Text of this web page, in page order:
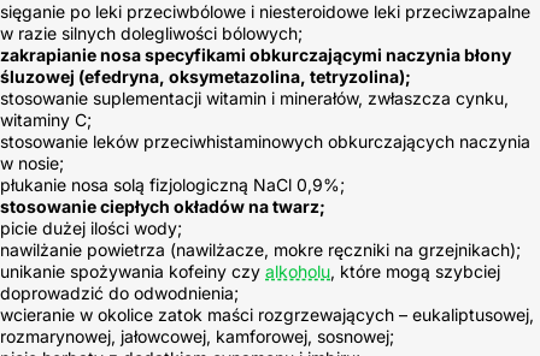
sięganie po leki przeciwbólowe i niesteroidowe leki przeciwzapalne
w razie silnych dolegliwości bólowych;
zakrapianie nosa specyfikami obkurczającymi naczynia błony
śluzowej (efedryna, oksymetazolina, tetryzolina);
stosowanie suplementacji witamin i minerałów, zwłaszcza cynku,
witaminy C;
stosowanie leków przeciwhistaminowych obkurczających naczynia
w nosie;
płukanie nosa solą fizjologiczną NaCl 0,9%;
stosowanie ciepłych okładów na twarz;
picie dużej ilości wody;
nawilżanie powietrza (nawilżacze, mokre ręczniki na grzejnikach);
unikanie spożywania kofeiny czy alkoholu, które mogą szybciej
doprowadzić do odwodnienia;
wcieranie w okolice zatok maści rozgrzewających – eukaliptusowej,
rozmarynowej, jałowcowej, kamforowej, sosnowej;